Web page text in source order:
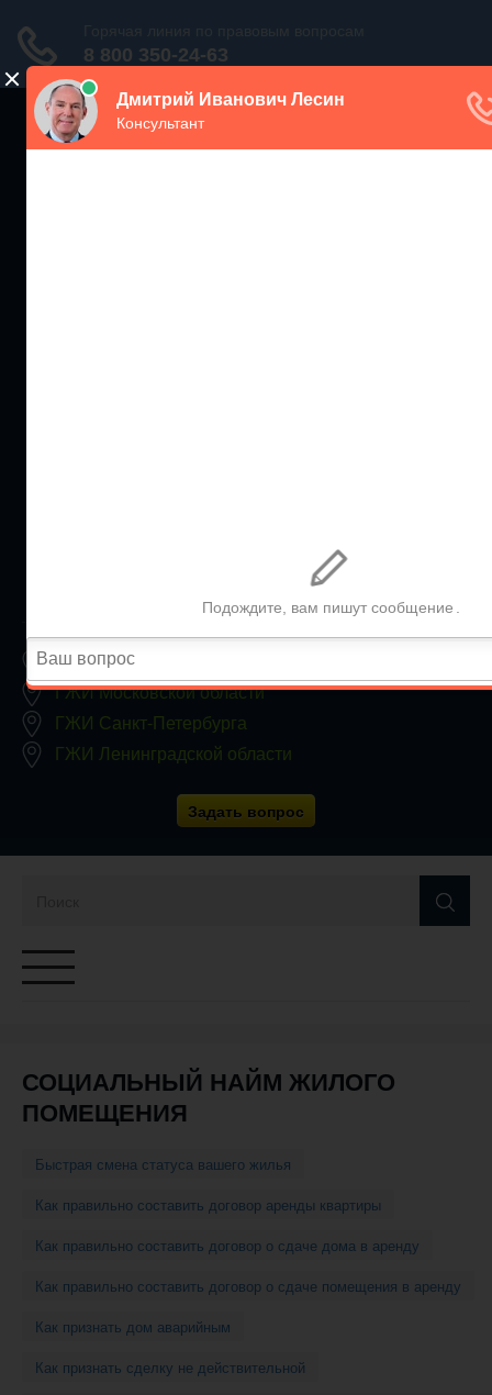
Заявки принимаются круглосуточно, без выходных
ГЖИ Москвы
ГЖИ Московской области
ГЖИ Санкт-Петербурга
ГЖИ Ленинградской области
Задать вопрос
Переключатель
СОЦИАЛЬНЫЙ НАЙМ ЖИЛОГО
ПОМЕЩЕНИЯ
Быстрая смена статуса вашего жилья
Как правильно составить договор аренды квартиры
Как правильно составить договор о сдаче дома в аренду
Как правильно составить договор о сдаче помещения в аренду
Как признать дом аварийным
Как признать сделку не действительной